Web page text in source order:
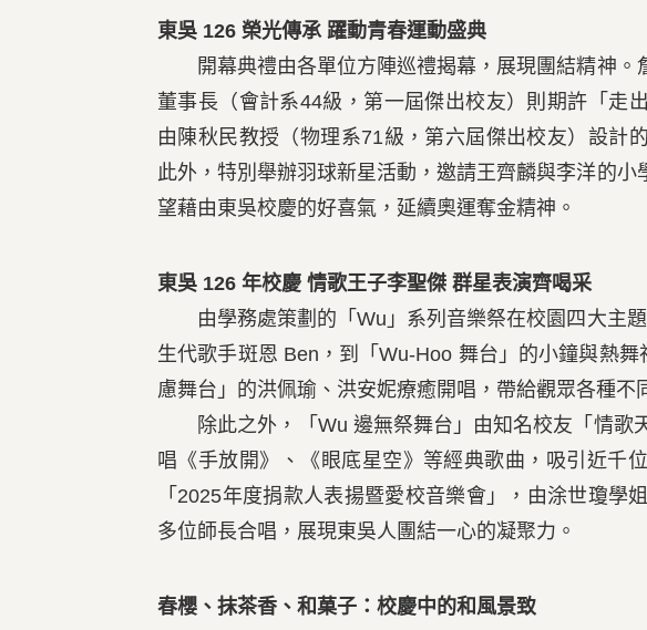
東吳 126 榮光傳承 躍動青春運動盛典
開幕典禮由各單位方陣巡禮揭幕，展現團結精神。
董事長（會計系44級，第一屆傑出校友）則期許「走
由陳秋民教授（物理系71級，第六屆傑出校友）設計
此外，特別舉辦羽球新星活動，邀請王齊麟與李洋的
望藉由東吳校慶的好喜氣，延續奧運奪金精神。
東吳 126 年校慶 情歌王子李聖傑 群星表演齊喝采
由學務處策劃的「Wu」系列音樂祭在校園四大主題
生代歌手斑恩 Ben，到「Wu-Hoo 舞台」的小鐘與熱
慮舞台」的洪佩瑜、洪安妮療癒開唱，帶給觀眾各種不
除此之外，「Wu 邊無祭舞台」由知名校友「情歌
唱《手放開》、《眼底星空》等經典歌曲，吸引近千
「2025年度捐款人表揚暨愛校音樂會」，由涂世瓊學
多位師長合唱，展現東吳人團結一心的凝聚力。
春櫻、抹茶香、和菓子：校慶中的和風景致